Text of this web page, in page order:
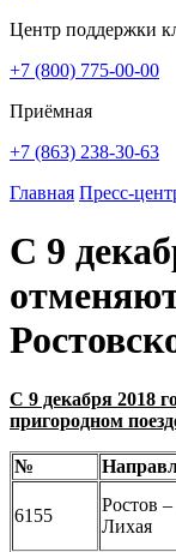
Центр поддержки
+7 (800) 775-00-00
Приёмная
+7 (863) 238-30-63
Главная Пресс-
С 9
С 9 декабря 2018
пригородном
№
6155
Ростов –
Лихая